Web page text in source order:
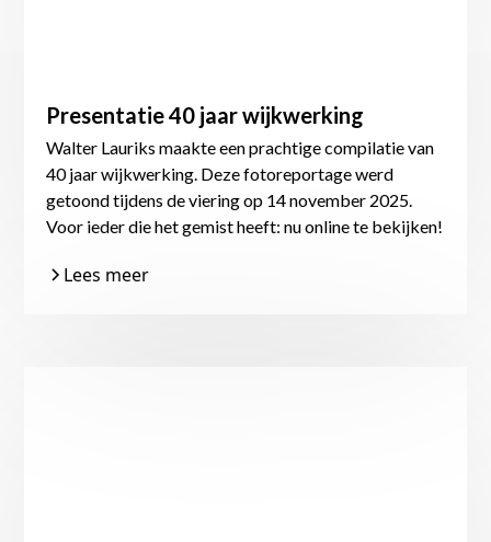
Presentatie 40 jaar wijkwerking
Walter Lauriks maakte een prachtige compilatie van
40 jaar wijkwerking. Deze fotoreportage werd
getoond tijdens de viering op 14 november 2025.
Voor ieder die het gemist heeft: nu online te bekijken!
Lees meer